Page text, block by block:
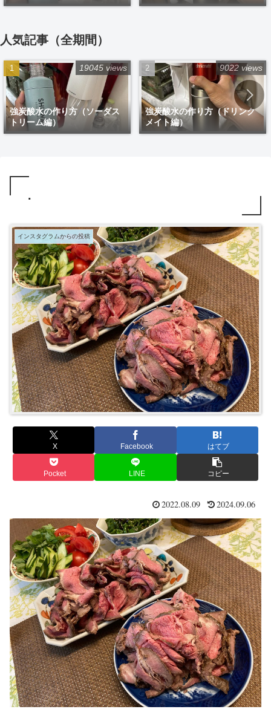
人気記事（全期間）
強炭酸水の作り方（ソーダス
トリーム編）
19045 views
強炭酸水の作り方（ドリンク
メイト編）
9022 views
.
インスタグラムからの投稿
X Facebook はてブ
Pocket LINE コピー
2022.08.09 2024.09.06